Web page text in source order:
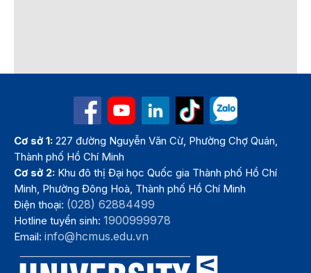
Cơ sở 1: 227 đường Nguyễn Văn Cừ, Phường Chợ Quán,
Thành phố Hồ Chí Minh
Cơ sở 2: Khu đô thị Đại học Quốc gia Thành phố Hồ Chí
Minh, Phường Đông Hoà, Thành phố Hồ Chí Minh
Điện thoại: (028) 62884499
Hotline tuyển sinh:1900999978
Email:info@hcmus.edu.vn